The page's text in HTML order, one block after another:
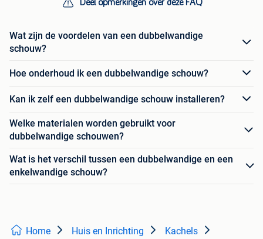
Deel opmerkingen over deze FAQ
Wat zijn de voordelen van een dubbelwandige
schouw?
Hoe onderhoud ik een dubbelwandige schouw?
Kan ik zelf een dubbelwandige schouw installeren?
Welke materialen worden gebruikt voor
dubbelwandige schouwen?
Wat is het verschil tussen een dubbelwandige en een
enkelwandige schouw?
Home Huis en Inrichting Kachels